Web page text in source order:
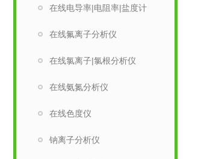
在线电导率|电阻率|盐度计
在线氟离子分析仪
在线氯离子|氯根分析仪
在线氨氮分析仪
在线色度仪
钠离子分析仪